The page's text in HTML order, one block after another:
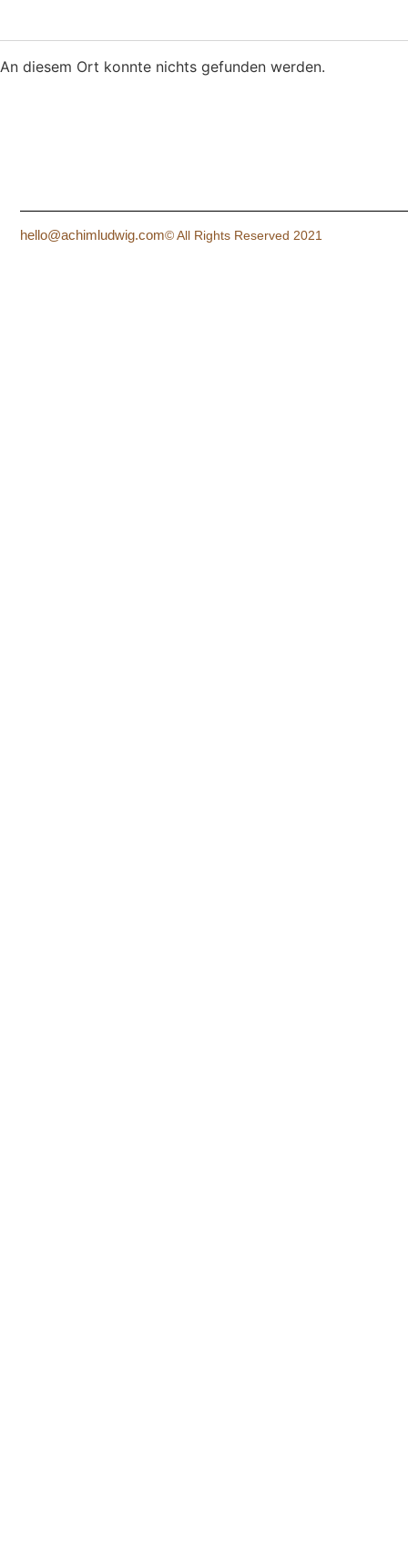
An diesem Ort konnte nichts gefunden werden.
hello@achimludwig.com© All Rights Reserved 2021